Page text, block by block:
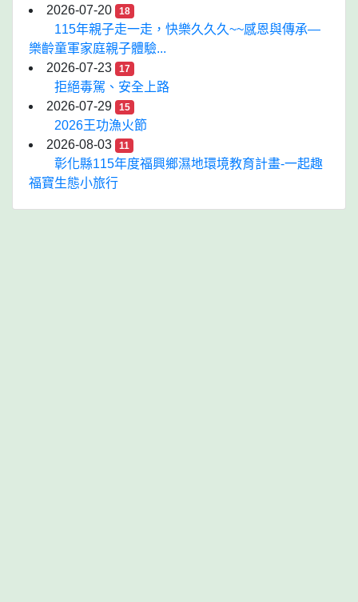
2026-07-20
18
115年親子走一走，快樂久久久~~感恩與傳承—
樂齡童軍家庭親子體驗...
2026-07-23
17
拒絕毒駕、安全上路
2026-07-29
15
2026王功漁火節
2026-08-03
11
彰化縣115年度福興鄉濕地環境教育計畫-一起趣
福寶生態小旅行